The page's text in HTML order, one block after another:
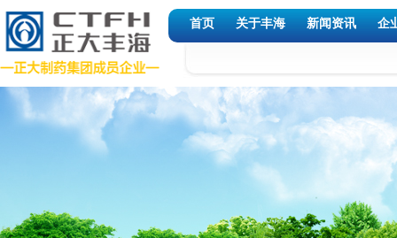
首页 关于丰海 新闻资讯 企